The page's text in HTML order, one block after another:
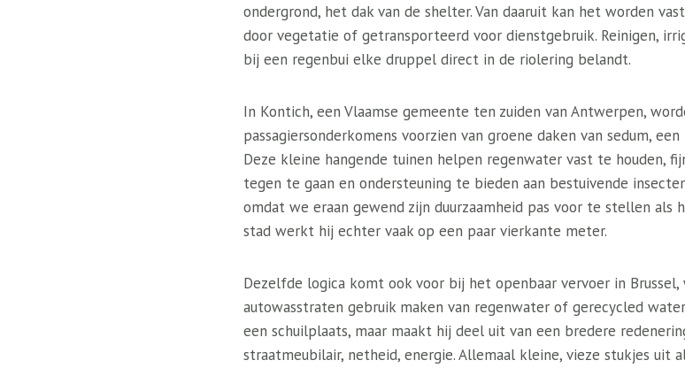
ondergrond, het dak van de shelter. Van daaruit kan het worden
door vegetatie of getransporteerd voor dienstgebruik. Reinigen,
bij een regenbui elke druppel direct in de riolering belandt.
In Kontich, een Vlaamse gemeente ten zuiden van Antwerpen,
passagiersonderkomens voorzien van groene daken van sedum,
Deze kleine hangende tuinen helpen regenwater vast te houden,
tegen te gaan en ondersteuning te bieden aan bestuivende
omdat we eraan gewend zijn duurzaamheid pas voor te stellen als
stad werkt hij echter vaak op een paar vierkante meter.
Dezelfde logica komt ook voor bij het openbaar vervoer in
autowasstraten gebruik maken van regenwater of gerecycled
een schuilplaats, maar maakt hij deel uit van een bredere
straatmeubilair, netheid, energie. Allemaal kleine, vieze stukjes uit